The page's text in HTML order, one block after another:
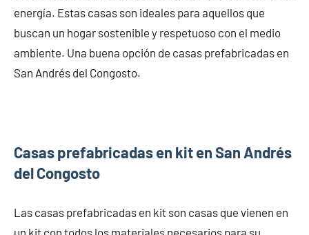
energía. Estas casas son ideales para aquellos que
buscan un hogar sostenible y respetuoso con el medio
ambiente. Una buena opción de casas prefabricadas en
San Andrés del Congosto.
Casas prefabricadas en kit en San Andrés
del Congosto
Las casas prefabricadas en kit son casas que vienen en
un kit con todos los materiales necesarios para su